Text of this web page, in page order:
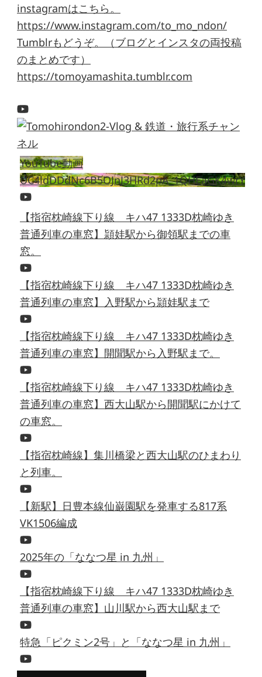
instagramはこちら。
https://www.instagram.com/to_mo_ndon/
Tumblrもどうぞ。（ブログとインスタの両投稿
のまとめです）
https://tomoyamashita.tumblr.com
YouTube動画
UC4ldDDdNc6B5OJnJ3HRd2pA_1QHEaGK4wrY
【指宿枕崎線下り線 キハ47 1333D枕崎ゆき
普通列車の車窓】頴娃駅から御領駅までの車
窓。
【指宿枕崎線下り線 キハ47 1333D枕崎ゆき
普通列車の車窓】入野駅から頴娃駅まで
【指宿枕崎線下り線 キハ47 1333D枕崎ゆき
普通列車の車窓】開聞駅から入野駅まで。
【指宿枕崎線下り線 キハ47 1333D枕崎ゆき
普通列車の車窓】西大山駅から開聞駅にかけて
の車窓。
【指宿枕崎線】集川橋梁と西大山駅のひまわり
と列車。
【新駅】日豊本線仙巌園駅を発車する817系
VK1506編成
2025年の「ななつ星 in 九州」
【指宿枕崎線下り線 キハ47 1333D枕崎ゆき
普通列車の車窓】山川駅から西大山駅まで
特急「ピクミン2号」と「ななつ星 in 九州」